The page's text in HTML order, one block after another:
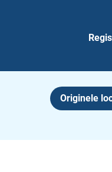
Originele